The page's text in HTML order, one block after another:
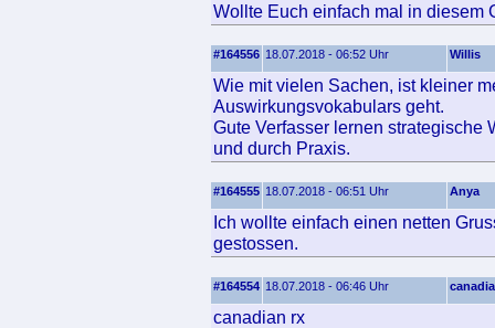
Wollte Euch einfach mal in diesem
#164556 18.07.2018 - 06:52 Uhr Willis
Wie mit vielen Sachen, ist kleiner
Auswirkungsvokabulars geht.
Gute Verfasser lernen strategische
und durch Praxis.
#164555 18.07.2018 - 06:51 Uhr Anya
Ich wollte einfach einen netten
gestossen.
#164554 18.07.2018 - 06:46 Uhr
canadian rx